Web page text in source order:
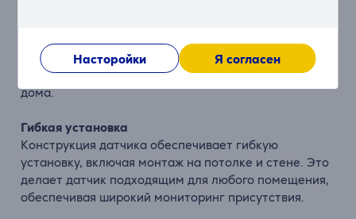
Насторойки Я согласен
точного позиционирования в зоне и обнаружения
нескольких человек. Это идеальное решение для
повышения безопасности и умной автоматизации
дома.
Гибкая установка
Конструкция датчика обеспечивает гибкую
установку, включая монтаж на потолке и стене. Это
делает датчик подходящим для любого помещения,
обеспечивая широкий мониторинг присутствия.